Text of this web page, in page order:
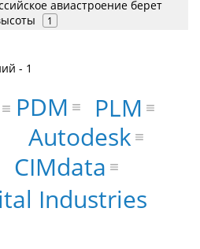
авиастроение берет
1
- 1
Industries
CIMdata
Autodesk
PLM
PDM